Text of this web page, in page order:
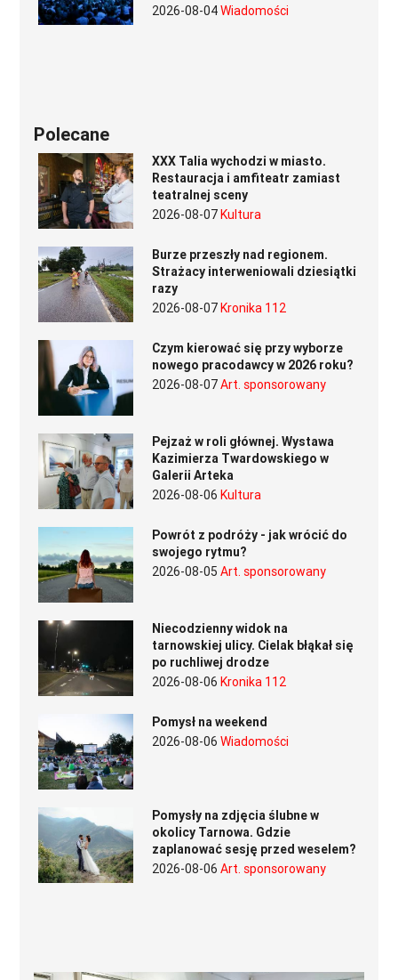
2026-08-04Wiadomości
Polecane
XXX Talia wychodzi w miasto.
Restauracja i amfiteatr zamiast
teatralnej sceny
2026-08-07 Kultura
Burze przeszły nad regionem.
Strażacy interweniowali dziesiątki
razy
2026-08-07 Kronika 112
Czym kierować się przy wyborze
nowego pracodawcy w 2026 roku?
2026-08-07Art. sponsorowany
Pejzaż w roli głównej. Wystawa
Kazimierza Twardowskiego w
Galerii Arteka
2026-08-06 Kultura
Powrót z podróży - jak wrócić do
swojego rytmu?
2026-08-05 Art. sponsorowany
Niecodzienny widok na
tarnowskiej ulicy. Cielak błąkał się
po ruchliwej drodze
2026-08-06 Kronika 112
Pomysł na weekend
2026-08-06 Wiadomości
Pomysły na zdjęcia ślubne w
okolicy Tarnowa. Gdzie
zaplanować sesję przed weselem?
2026-08-06 Art. sponsorowany